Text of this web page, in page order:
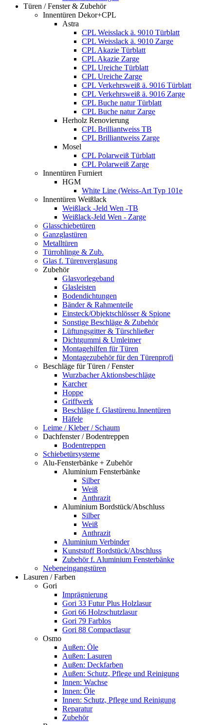
Türen / Fenster & Zubehör
Innentüren Dekor+CPL
Astra
CPL Weisslack ä. 9010 Türblatt
CPL Weisslack ä. 9010 Zarge
CPL Akazie Türblatt
CPL Akazie Zarge
CPL Ureiche Türblatt
CPL Ureiche Zarge
CPL Verkehrsweiß ä. 9016 Türblatt
CPL Verkehrsweiß ä. 9016 Zarge
CPL Buche natur Türblatt
CPL Buche natur Zarge
Herholz Renovierung
CPL Brilliantweiss TB
CPL Brilliantweiss Zarge
Mosel
CPL Polarweiß Türblatt
CPL Polarweiß Zarge
Innentüren Furniert
HGM
White Line (Weiss-Art Typ 101e
Innentüren Weißlack
Weißlack -Jeld Wen -TB
Weißlack-Jeld Wen - Zarge
Glasschiebetüren
Ganzglastüren
Metalltüren
Türrohlinge & Zub.
Glas f. Türenverglasung
Zubehör
Glasvorlegeband
Glasleisten
Bodendichtungen
Bänder & Rahmenteile
Einsteck/Objektschlösser & Spione
Sonstige Beschläge & Zubehör
Lüftungsgitter & Türschließer
Dichtgummi & Umleimer
Montagehilfen für Türen
Montagezubehör für den Türenprofi
Beschläge für Türen / Fenster
Wurzbacher Aktionsbeschläge
Karcher
Hoppe
Griffwerk
Beschläge f. Glastürenu.Innentüren
Häfele
Leime / Kleber / Schaum
Dachfenster / Bodentreppen
Bodentreppen
Schiebetürsysteme
Alu-Fensterbänke + Zubehör
Aluminium Fensterbänke
Silber
Weiß
Anthrazit
Aluminium Bordstück/Abschluss
Silber
Weiß
Anthrazit
Aluminium Verbinder
Kunststoff Bordstück/Abschluss
Zubehör f. Aluminium Fensterbänke
Nebeneingangstüren
Lasuren / Farben
Gori
Imprägnierung
Gori 33 Futur Plus Holzlasur
Gori 66 Holzschutzlasur
Gori 79 Farblos
Gori 88 Compactlasur
Osmo
Außen: Öle
Außen: Lasuren
Außen: Deckfarben
Außen: Schutz, Pflege und Reinigung
Innen: Wachse
Innen: Öle
Innen: Schutz, Pflege und Reinigung
Reparatur
Zubehör